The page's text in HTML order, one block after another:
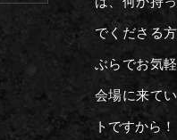
でくださる
ぶらでお気
会場に来て
トですから